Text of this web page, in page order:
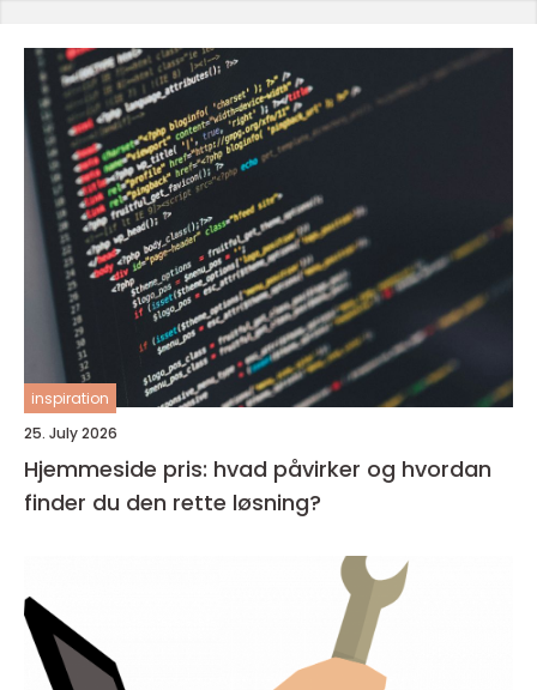
inspiration
25. July 2026
Hjemmeside pris: hvad påvirker og hvordan
finder du den rette løsning?